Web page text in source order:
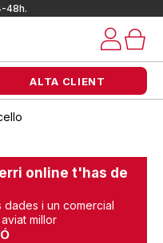
48h.
ALTA CLIENT
online t'has de
dades i un comercial
millor